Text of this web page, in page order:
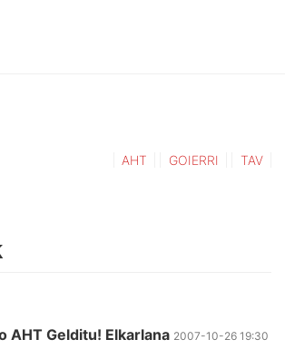
AHT GOIERRI TAV
AHT Gelditu! Elkarlana 2007-10-26 19:30